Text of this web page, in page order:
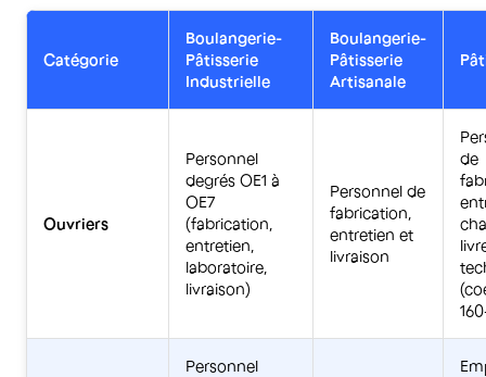
Catégorie
Boulangerie-
Pâtisserie
Industrielle
Boulangerie-
Pâtisserie
Artisanale
Ouvriers
Personnel
degrés OE1 à
OE7
(fabrication,
entretien,
laboratoire,
livraison)
Personnel de
fabrication,
entretien et
livraison
de
Personnel